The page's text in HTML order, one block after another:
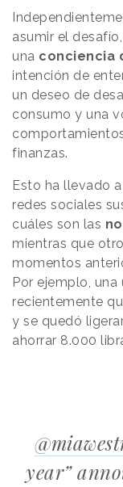
asumir el
una conciencia
intención de
un deseo de
consumo y una
finanzas.
Esto ha llevado
redes sociales
cuáles son las
mientras que
momentos
Por ejemplo,
recientemente
y se quedó
ahorrar 8.000
year”